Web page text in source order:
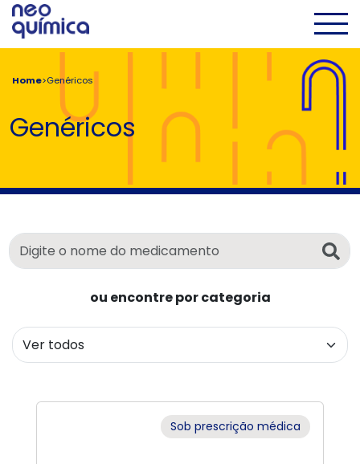
Pular para conteúdo principal
Home>Genéricos
Genéricos
Digite o nome do medicamento
ou encontre por categoria
Sob prescrição médica